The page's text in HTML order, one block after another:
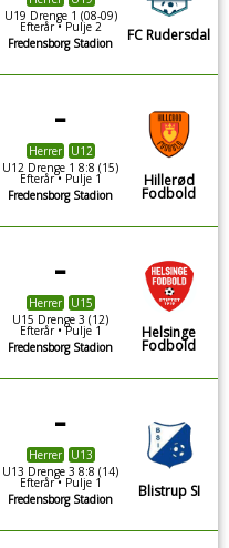
U19 Drenge 1 (08-09)
Efterår • Pulje 2
Fredensborg Stadion
FC Rudersdal
-
Herrer
U12
U12 Drenge 1 8:8 (15)
Efterår • Pulje 1
Fredensborg Stadion
Hillerød
Fodbold
-
Herrer
U15
U15 Drenge 3 (12)
Efterår • Pulje 1
Fredensborg Stadion
Helsinge
Fodbold
-
Herrer
U13
U13 Drenge 3 8:8 (14)
Efterår • Pulje 1
Fredensborg Stadion
Blistrup SI